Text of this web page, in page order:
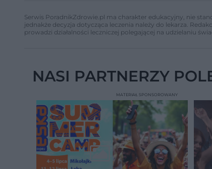
Serwis PoradnikZdrowie.pl ma charakter edukacyjny, nie
jednakże decyzja dotycząca leczenia należy do lekarza.
prowadzi działalności leczniczej polegającej na udzielaniu
NASI PARTNERZY
MATERIAŁ SPONSOROWANY